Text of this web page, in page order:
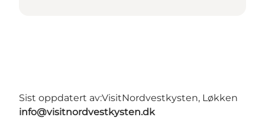
Sist oppdatert av:VisitNordvestkysten, Løkken
info@visitnordvestkysten.dk